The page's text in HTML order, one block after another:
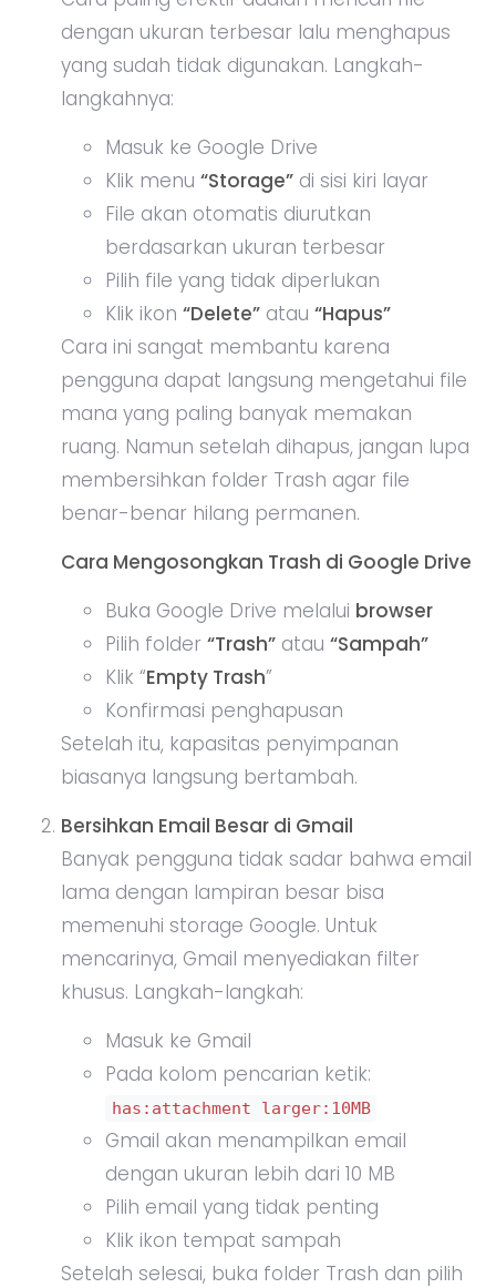
dengan ukuran terbesar lalu menghapus
yang sudah tidak digunakan. Langkah-
langkahnya:
Masuk ke Google Drive
Klik menu “Storage” di sisi kiri layar
File akan otomatis diurutkan
berdasarkan ukuran terbesar
Pilih file yang tidak diperlukan
Klik ikon “Delete” atau “Hapus”
Cara ini sangat membantu karena
pengguna dapat langsung mengetahui file
mana yang paling banyak memakan
ruang. Namun setelah dihapus, jangan lupa
membersihkan folder Trash agar file
benar-benar hilang permanen.
Cara Mengosongkan Trash di Google Drive
Buka Google Drive melalui browser
Pilih folder “Trash” atau “Sampah”
Klik “Empty Trash”
Konfirmasi penghapusan
Setelah itu, kapasitas penyimpanan
biasanya langsung bertambah.
Bersihkan Email Besar di Gmail
Banyak pengguna tidak sadar bahwa email
lama dengan lampiran besar bisa
memenuhi storage Google. Untuk
mencarinya, Gmail menyediakan filter
khusus. Langkah-langkah:
Masuk ke Gmail
Pada kolom pencarian ketik:
has:attachment larger:10MB
Gmail akan menampilkan email
dengan ukuran lebih dari 10 MB
Pilih email yang tidak penting
Klik ikon tempat sampah
Setelah selesai, buka folder Trash dan pilih